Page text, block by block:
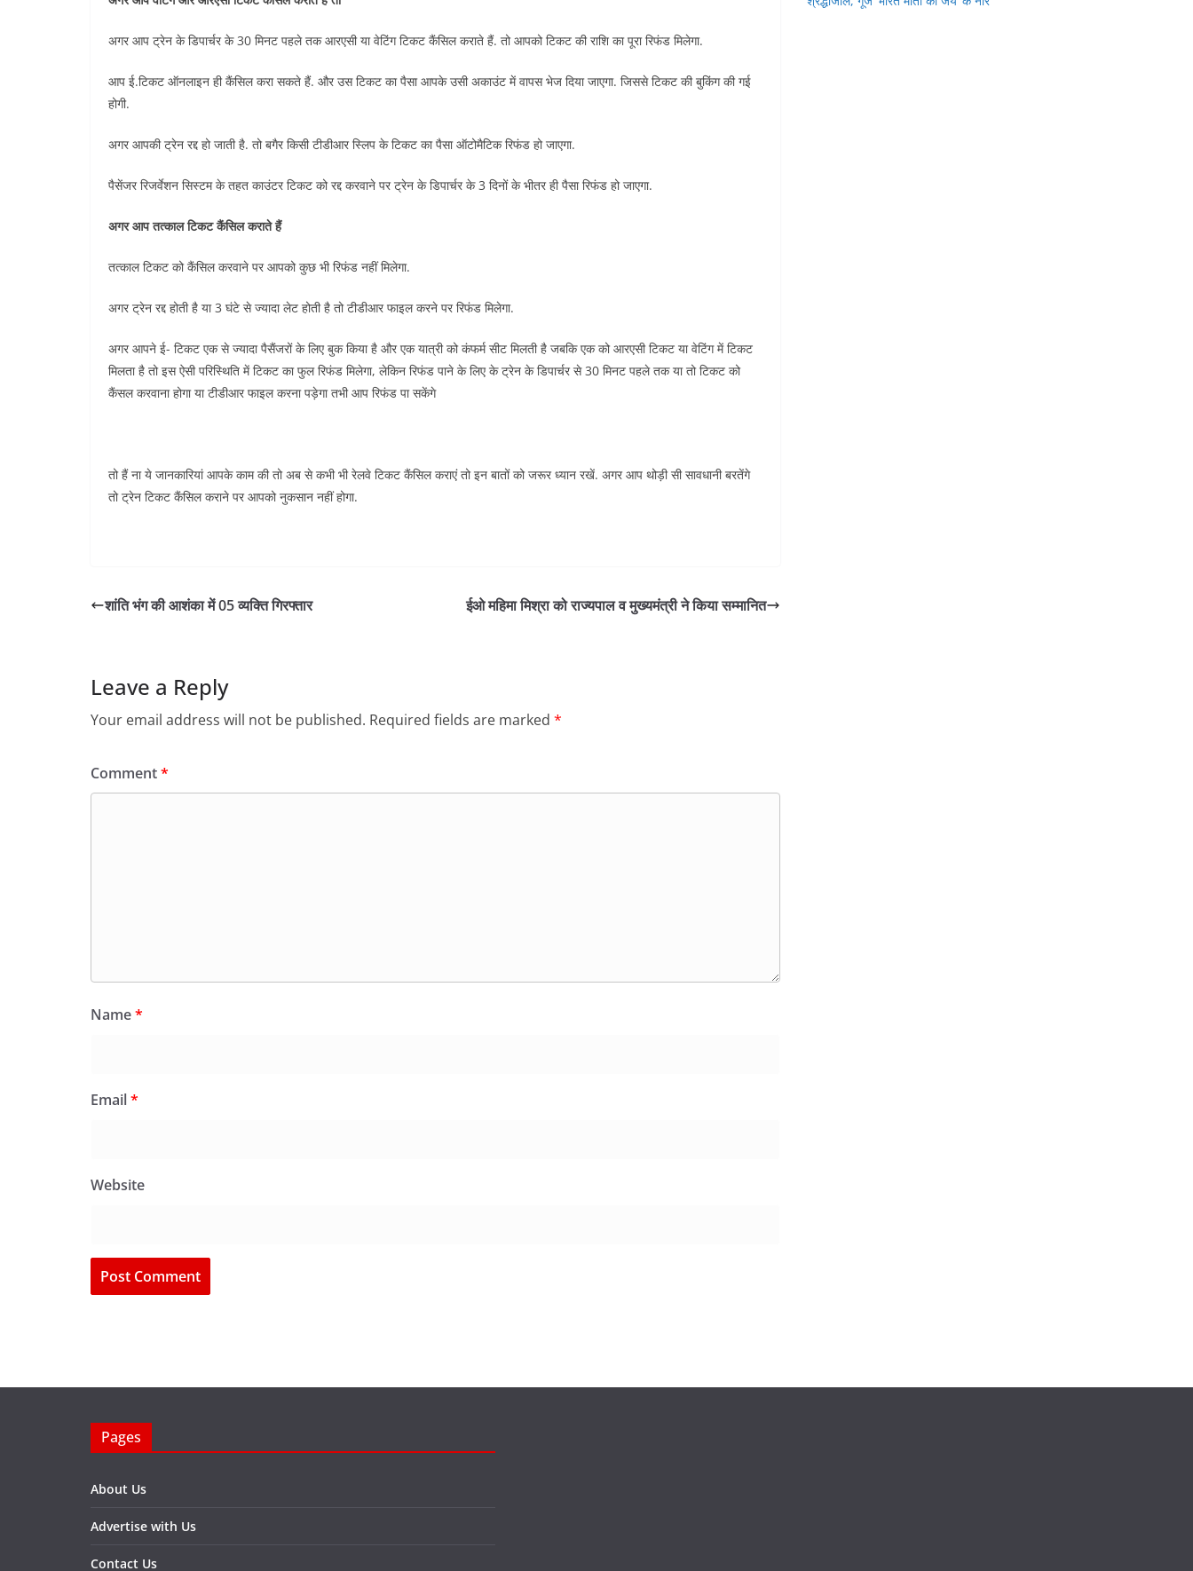
अगर आप ट्रेन के डिपार्चर के 30 मिनट पहले तक आरएसी या वेटिंग टिकट कैंसिल कराते हैं. तो आपको टिकट की राशि का पूरा रिफंड मिलेगा.
आप ई.टिकट ऑनलाइन ही कैंसिल करा सकते हैं. और उस टिकट का पैसा आपके उसी अकाउंट में वापस भेज दिया जाएगा. जिससे टिकट की बुकिंग की गई
होगी.
अगर आपकी ट्रेन रद्द हो जाती है. तो बगैर किसी टीडीआर स्लिप के टिकट का पैसा ऑटोमैटिक रिफंड हो जाएगा.
पैसेंजर रिजर्वेशन सिस्टम के तहत काउंटर टिकट को रद्द करवाने पर ट्रेन के डिपार्चर के 3 दिनों के भीतर ही पैसा रिफंड हो जाएगा.
अगर आप तत्काल टिकट कैंसिल कराते हैं
तत्काल टिकट को कैंसिल करवाने पर आपको कुछ भी रिफंड नहीं मिलेगा.
अगर ट्रेन रद्द होती है या 3 घंटे से ज्यादा लेट होती है तो टीडीआर फाइल करने पर रिफंड मिलेगा.
अगर आपने ई- टिकट एक से ज्यादा पैसैंजरों के लिए बुक किया है और एक यात्री को कंफर्म सीट मिलती है जबकि एक को आरएसी टिकट या वेटिंग में टिकट
मिलता है तो इस ऐसी परिस्थिति में टिकट का फुल रिफंड मिलेगा, लेकिन रिफंड पाने के लिए के ट्रेन के डिपार्चर से 30 मिनट पहले तक या तो टिकट को
कैंसल करवाना होगा या टीडीआर फाइल करना पड़ेगा तभी आप रिफंड पा सकेंगे
तो हैं ना ये जानकारियां आपके काम की तो अब से कभी भी रेलवे टिकट कैंसिल कराएं तो इन बातों को जरूर ध्यान रखें. अगर आप थोड़ी सी सावधानी बरतेंगे
तो ट्रेन टिकट कैंसिल कराने पर आपको नुकसान नहीं होगा.
शांति भंग की आशंका में 05 व्यक्ति गिरफ्तार ईओ महिमा मिश्रा को राज्यपाल व मुख्यमंत्री ने किया सम्मानित
Leave a Reply
Your email address will not be published. Required fields are marked *
Comment*
Name*
Email*
Website
Pages
About Us
Advertise with Us
Contact Us